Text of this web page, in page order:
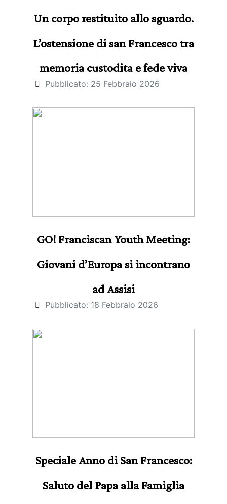
Un corpo restituito allo sguardo.
L’ostensione di san Francesco tra
memoria custodita e fede viva
Pubblicato: 25 Febbraio 2026
GO! Franciscan Youth Meeting:
Giovani d’Europa si incontrano
ad Assisi
Pubblicato: 18 Febbraio 2026
Speciale Anno di San Francesco:
Saluto del Papa alla Famiglia